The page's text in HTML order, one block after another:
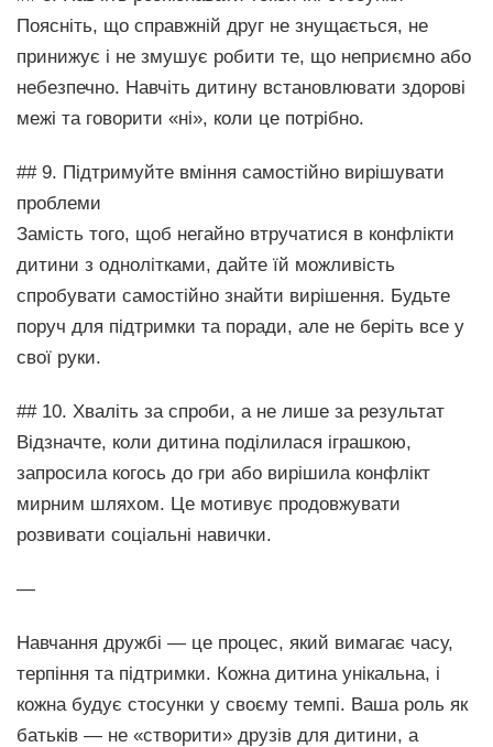
Поясніть, що справжній друг не знущається, не
принижує і не змушує робити те, що неприємно або
небезпечно. Навчіть дитину встановлювати здорові
межі та говорити «ні», коли це потрібно.
## 9. Підтримуйте вміння самостійно вирішувати
проблеми
Замість того, щоб негайно втручатися в конфлікти
дитини з однолітками, дайте їй можливість
спробувати самостійно знайти вирішення. Будьте
поруч для підтримки та поради, але не беріть все у
свої руки.
## 10. Хваліть за спроби, а не лише за результат
Відзначте, коли дитина поділилася іграшкою,
запросила когось до гри або вирішила конфлікт
мирним шляхом. Це мотивує продовжувати
розвивати соціальні навички.
—
Навчання дружбі — це процес, який вимагає часу,
терпіння та підтримки. Кожна дитина унікальна, і
кожна будує стосунки у своєму темпі. Ваша роль як
батьків — не «створити» друзів для дитини, а